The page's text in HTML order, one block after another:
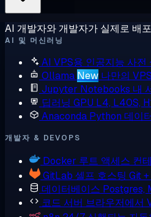
AI 개발자와 개발자가 실제로 배
AI 및 머신러닝
AI VPS용 인공지능 사전
Ollama New 나만의
Jupyter Notebooks 내
딥러닝 GPU L4, L40S,
Anaconda Python 데이
개발자 & DEVOPS
Docker 루트 액세스 컨
GitLab 셀프 호스팅 Git
데이터베이스 Postgres,
코드 서버 브라우저에서